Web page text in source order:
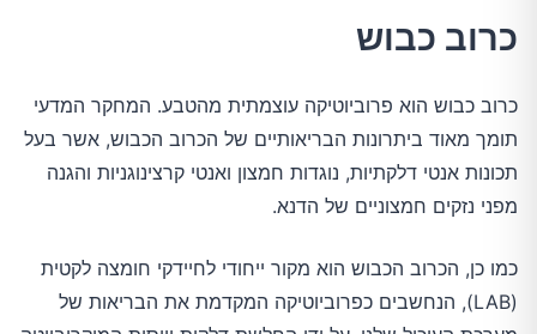
כרוב כבוש
כרוב כבוש הוא פרוביוטיקה עוצמתית מהטבע. המחקר המדעי
תומך מאוד ביתרונות הבריאותיים של הכרוב הכבוש, אשר בעל
תכונות אנטי דלקתיות, נוגדות חמצון ואנטי קרצינוגניות והגנה
מפני נזקים חמצוניים של הדנא.
כמו כן, הכרוב הכבוש הוא מקור ייחודי לחיידקי חומצה לקטית
(LAB), הנחשבים כפרוביוטיקה המקדמת את הבריאות של